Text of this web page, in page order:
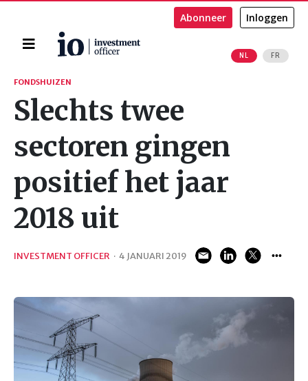
Home
NL FR
Abonneer Inloggen
Zoeken
FONDSHUIZEN
Slechts twee
sectoren gingen
positief het jaar
2018 uit
INVESTMENT OFFICER · 4 JANUARI 2019